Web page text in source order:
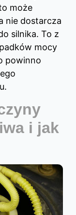
może
nie dostarcza
silnika. To z
mocy
powinno
i jak